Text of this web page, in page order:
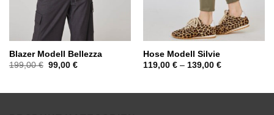
Blazer Modell Bellezza
199,00€ Ursprünglicher
99,00 €Aktueller
Hose Modell Silvie
119,00 €– 139,00 €